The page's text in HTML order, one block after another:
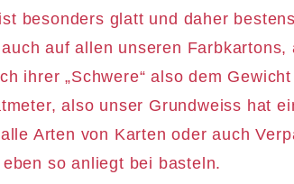
besonders glatt und daher
auf allen unseren Farbkartons,
ihrer „Schwere“ also dem
also unser Grundweiss hat
Arten von Karten oder auch
eben so anliegt bei basteln.